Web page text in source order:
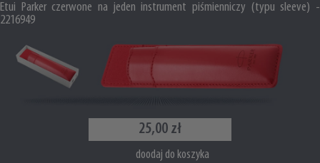
Etui Parker czerwone na jeden instrument piśmienniczy (typu sleeve) -
2216949
25,00 zł
doodaj do koszyka